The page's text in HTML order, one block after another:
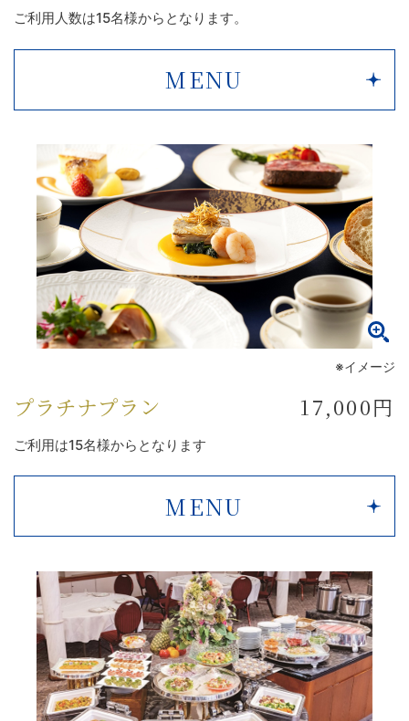
ご利用人数は15名様からとなります。
MENU
※イメージ
プラチナプラン 17,000円
ご利用は15名様からとなります
MENU